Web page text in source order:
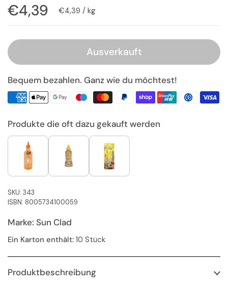
Regulärer Preis
€4,39 Stückpreis
€4,39 / kg
Ausverkauft
Bequem bezahlen. Ganz wie du möchtest!
Produkte die oft dazu gekauft werden
SKU: 343
ISBN: 8005734100059
Marke: Sun Clad
Ein Karton enthält: 10 Stück
Produktbeschreibung